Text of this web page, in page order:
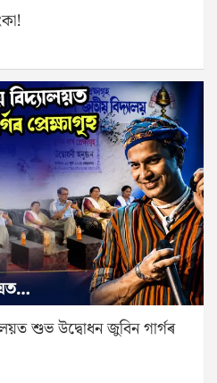
শুভ উদ্বোধন জুবিন গাৰ্গৰ